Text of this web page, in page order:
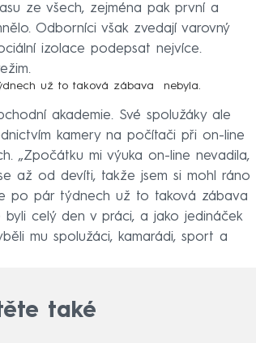
ze všech, zejména pak první a
Odborníci však zvedají varovný
izolace podepsat nejvíce.
už to taková zábava nebyla.
akademie. Své spolužáky ale
kamery na počítači při on-line
„Zpočátku mi výuka on-line nevadila,
až od devíti, takže jsem si mohl ráno
po pár týdnech už to taková zábava
byli celý den v práci, a jako jedináček
mu spolužáci, kamarádi, sport a
také